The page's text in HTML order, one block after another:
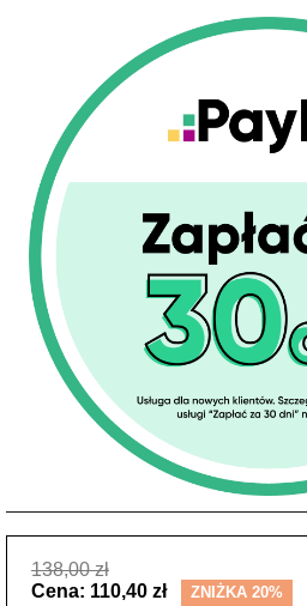
138,00 zł
Cena: 110,40 zł
ZNIŻKA 20%